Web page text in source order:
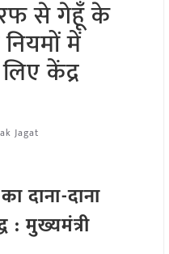
से गेहूँ के
में
केंद्र
Jagat
दाना-दाना
मुख्यमंत्री